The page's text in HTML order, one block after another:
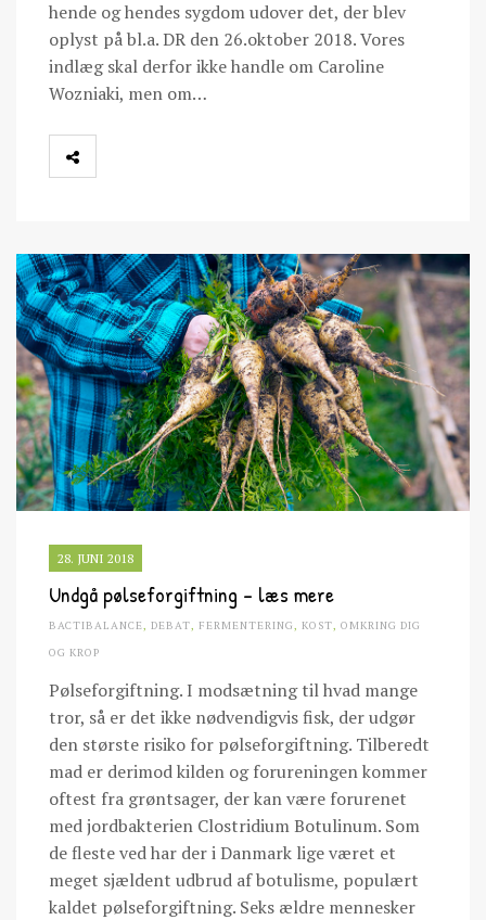
hende og hendes sygdom udover det, der blev
oplyst på bl.a. DR den 26.oktober 2018. Vores
indlæg skal derfor ikke handle om Caroline
Wozniaki, men om…
28. JUNI 2018
Undgå pølseforgiftning – læs mere
BACTIBALANCE, DEBAT, FERMENTERING, KOST, OMKRING DIG
OG KROP
Pølseforgiftning. I modsætning til hvad mange
tror, så er det ikke nødvendigvis fisk, der udgør
den største risiko for pølseforgiftning. Tilberedt
mad er derimod kilden og forureningen kommer
oftest fra grøntsager, der kan være forurenet
med jordbakterien Clostridium Botulinum. Som
de fleste ved har der i Danmark lige været et
meget sjældent udbrud af botulisme, populært
kaldet pølseforgiftning. Seks ældre mennesker